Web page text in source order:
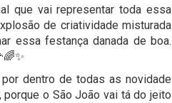
que vai representar toda essa
de criatividade misturada
essa festança danada de boa.
dentro de todas as novidade
porque o São João vai tá do jeito